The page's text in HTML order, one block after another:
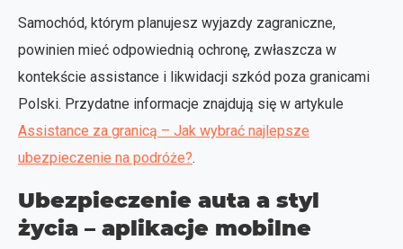
Samochód, którym planujesz wyjazdy zagraniczne,
powinien mieć odpowiednią ochronę, zwłaszcza w
kontekście assistance i likwidacji szkód poza granicami
Polski. Przydatne informacje znajdują się w artykule
Assistance za granicą – Jak wybrać najlepsze
ubezpieczenie na podróże?.
Ubezpieczenie auta a styl
życia – aplikacje mobilne